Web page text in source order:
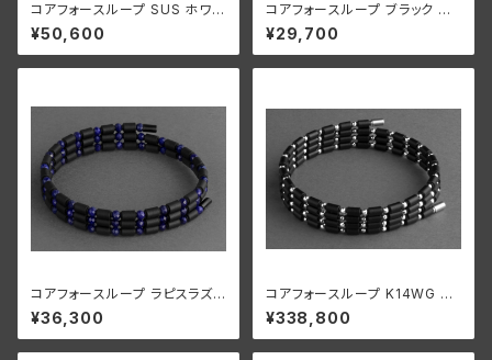
コアフォースループ SUS ホワイ
ト CFL70【正規品】
¥50,600
コアフォースループ ブラック CF
L50【正規品】
¥29,700
コアフォースループ ラピスラズリ
CFL50【正規品】
¥36,300
コアフォースループ K14WG CF
L70【正規品】
¥338,800